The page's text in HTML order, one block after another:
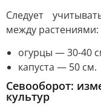
Следует
между растениями:
огурцы — 30-40
капуста — 50 см.
Севооборот:
культур